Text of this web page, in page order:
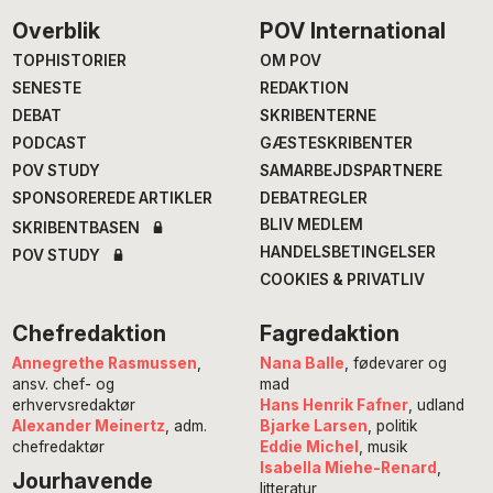
Footer
Overblik
TOPHISTORIER
SENESTE
DEBAT
PODCAST
POV STUDY
SPONSOREREDE ARTIKLER
SKRIBENTBASEN
POV STUDY
POV International
OM POV
REDAKTION
SKRIBENTERNE
GÆSTESKRIBENTER
SAMARBEJDSPARTNERE
DEBATREGLER
BLIV MEDLEM
HANDELSBETINGELSER
COOKIES & PRIVATLIV
Chefredaktion
Annegrethe Rasmussen
ansv. chef- og
erhvervsredaktør
Alexander Meinertz , adm.
chefredaktør
Jourhavende
Fagredaktion
Nana Balle , fødevarer og
mad
Hans Henrik Fafner, udland
Bjarke Larsen , politik
Eddie Michel
, musik
Isabella Miehe-Renard
litteratur